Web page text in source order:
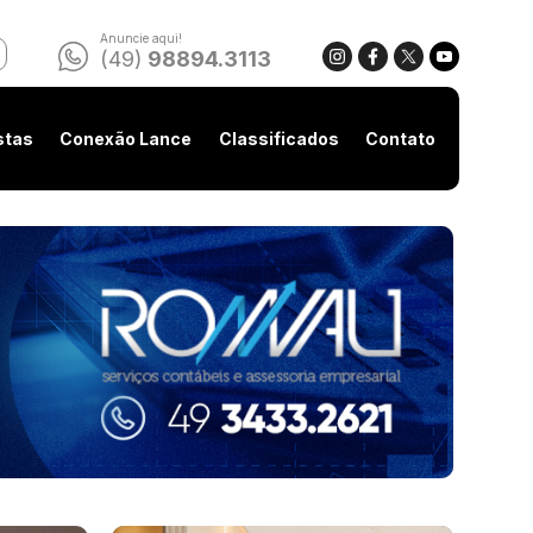
Anuncie aqui!
(49) 98894.3113
Conexão Lance Classificados Contato